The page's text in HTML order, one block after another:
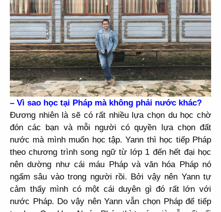
– Vì sao học tại Pháp mà không phải nước khác?
Đương nhiên là sẽ có rất nhiều lựa chọn du học chờ
đón các bạn và mỗi người có quyền lựa chọn đất
nước mà mình muốn học tập. Yann thì học tiếp Pháp
theo chương trình song ngữ từ lớp 1 đến hết đại học
nên dường như cái máu Pháp và văn hóa Pháp nó
ngấm sâu vào trong người rồi. Bởi vậy nên Yann tự
cảm thấy mình có một cái duyên gì đó rất lớn với
nước Pháp. Do vậy nên Yann vẫn chọn Pháp để tiếp